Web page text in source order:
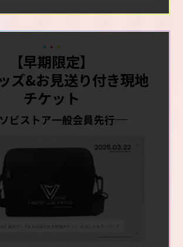
【早期限定】
ズ&お見送り付き現地
チケット
ビストア一般会員先行